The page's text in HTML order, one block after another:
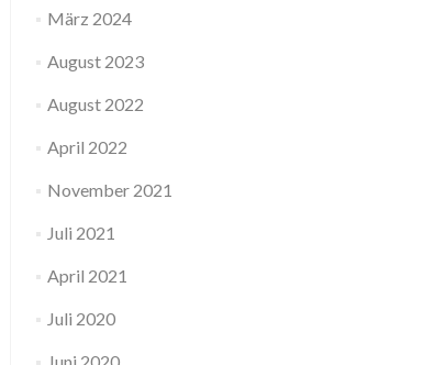
März 2024
August 2023
August 2022
April 2022
November 2021
Juli 2021
April 2021
Juli 2020